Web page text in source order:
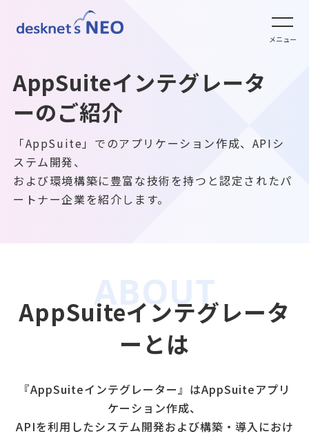
メニュー
クラウド版の特長
パッケージ版の特長
他社グループウェアからの乗換 hot!
パッケージ版の動作環境
全文検索システム Neuron ES
クラウド版セキュリティオプション
連携ツール
パッケージ版ライセンス価格
パッケージ版年間サポート
パッケージ版ご購入の流れ
販売パートナー⼀覧
AppSuiteインテグレータ
ーのご紹介
「AppSuite」でのアプリケーション作成、APIシ
ステム開発、
および環境構築に豊富な技術を持つと認定されたパ
ートナー企業を紹介します。
AppSuiteインテグレータ
ーとは
『AppSuiteインテグレーター』はAppSuiteアプリ
ケーション作成、
APIを利用したシステム開発および構築・導入におけ